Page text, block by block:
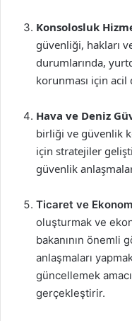
Konsolosluk
güvenliği, hakları
durumlarında,
korunması için
Hava ve Deniz
birliği ve güvenlik
için stratejiler
güvenlik
Ticaret ve
oluşturmak ve
bakanının önemli
anlaşmaları
güncellemek
gerçekleştirir.